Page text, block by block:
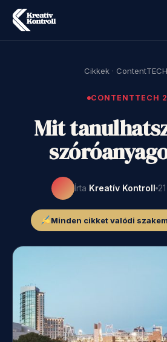
Cikkek ·
CONTENTTECH
Mit
Írta Kreatív Kontroll
Minden cikket valódi